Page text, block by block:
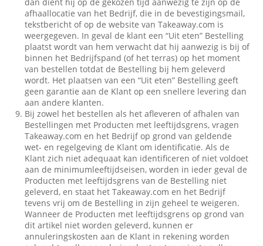
afhaallocatie van het Bedrijf, die in de bevestigingsmail,
tekstbericht of op de website van Takeaway.com is
weergegeven. In geval de klant een “Uit eten” Bestelling
plaatst wordt van hem verwacht dat hij aanwezig is bij of
binnen het Bedrijfspand (of het terras) op het moment
van bestellen totdat de Bestelling bij hem geleverd
wordt. Het plaatsen van een “Uit eten” Bestelling geeft
geen garantie aan de Klant op een snellere levering dan
aan andere klanten.
Bij zowel het bestellen als het afleveren of afhalen van
Bestellingen met Producten met leeftijdsgrens, vragen
Takeaway.com en het Bedrijf op grond van geldende
wet- en regelgeving de Klant om identificatie. Als de
Klant zich niet adequaat kan identificeren of niet voldoet
aan de minimumleeftijdseisen, worden in ieder geval de
Producten met leeftijdsgrens van de Bestelling niet
geleverd, en staat het Takeaway.com en het Bedrijf
tevens vrij om de Bestelling in zijn geheel te weigeren.
Wanneer de Producten met leeftijdsgrens op grond van
dit artikel niet worden geleverd, kunnen er
annuleringskosten aan de Klant in rekening worden